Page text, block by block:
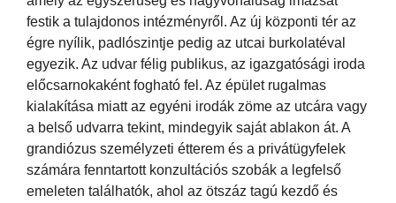
festik a tulajdonos intézményről. Az új központi tér az
égre nyílik, padlószintje pedig az utcai burkolatéval
egyezik. Az udvar félig publikus, az igazgatósági iroda
előcsarnokaként fogható fel. Az épület rugalmas
kialakítása miatt az egyéni irodák zöme az utcára vagy
a belső udvarra tekint, mindegyik saját ablakon át. A
grandiózus személyzeti étterem és a privátügyfelek
számára fenntartott konzultációs szobák a legfelső
emeleten találhatók, ahol az ötszáz tagú kezdő és